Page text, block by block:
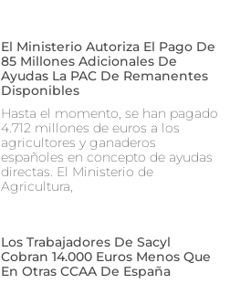
El Ministerio Autoriza El Pago De
85 Millones Adicionales De
Ayudas La PAC De Remanentes
Disponibles
Hasta el momento, se han pagado
4.712 millones de euros a los
agricultores y ganaderos
españoles en concepto de ayudas
directas. El Ministerio de
Agricultura,
Los Trabajadores De Sacyl
Cobran 14.000 Euros Menos Que
En Otras CCAA De España